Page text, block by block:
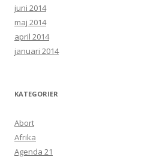
juni 2014
maj 2014
april 2014
januari 2014
KATEGORIER
Abort
Afrika
Agenda 21